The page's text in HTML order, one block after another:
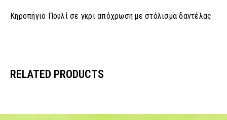
Κηροπήγιο Πουλί σε γκρι απόχρωση με στόλισμα δαντέλας
RELATED PRODUCTS